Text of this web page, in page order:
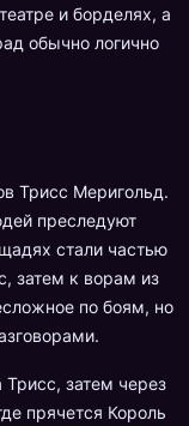
и борделях, а
обычно логично
Трисс Меригольд.
преследуют
стали частью
затем к ворам из
по боям, но
затем через
прячется Король